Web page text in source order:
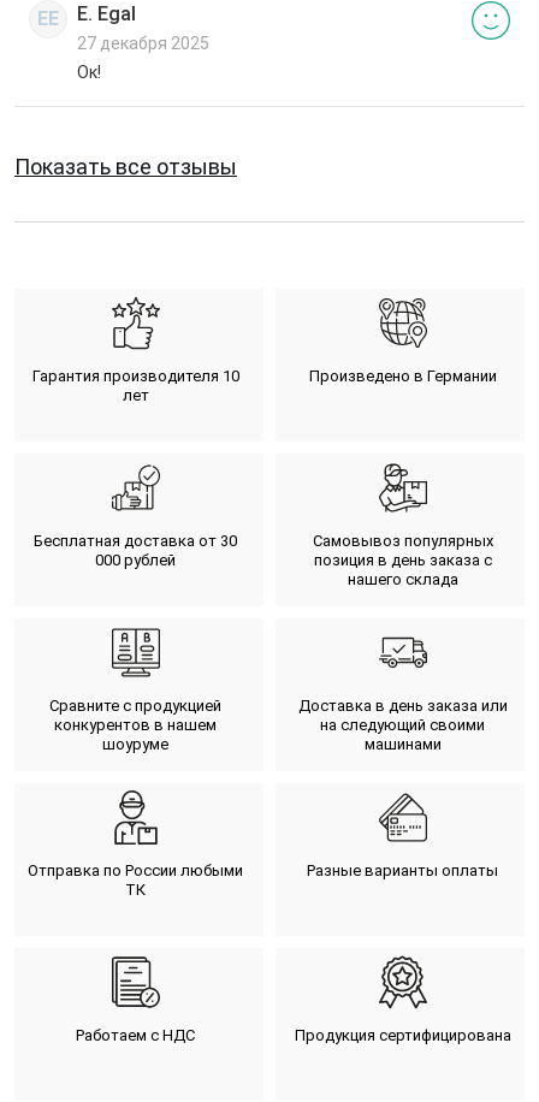
EE E. Egal
27 декабря 2025
Ок!
Показать все отзывы
Гарантия производителя 10
лет
Произведено в Германии
Бесплатная доставка от 30
000 рублей
Самовывоз популярных
позиция в день заказа с
нашего склада
Сравните с продукцией
конкурентов в нашем
шоуруме
Доставка в день заказа или
на следующий своими
машинами
Отправка по России любыми
ТК
Разные варианты оплаты
Работаем с НДС Продукция сертифицирована